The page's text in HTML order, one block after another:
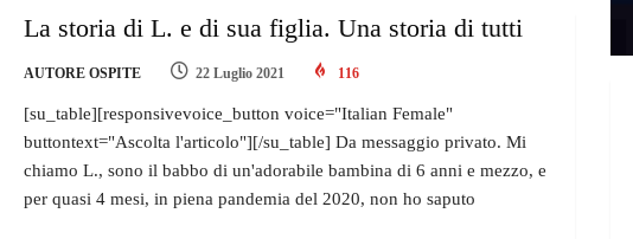
La storia di L. e di sua figlia. Una storia di tutti
AUTORE OSPITE 22 Luglio 2021 116
[su_table][responsivevoice_button voice="Italian Female"
buttontext="Ascolta l'articolo"][/su_table] Da messaggio privato. Mi
chiamo L., sono il babbo di un'adorabile bambina di 6 anni e mezzo, e
per quasi 4 mesi, in piena pandemia del 2020, non ho saputo